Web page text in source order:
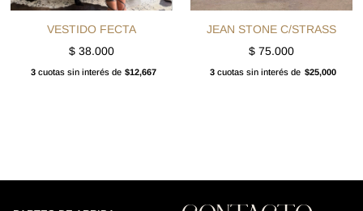
VESTIDO FECTA
$ 38.000
3cuotas sin interés de $12,667
JEAN STONE C/STRASS
$75.000
3 cuotas sin interés de $25,000